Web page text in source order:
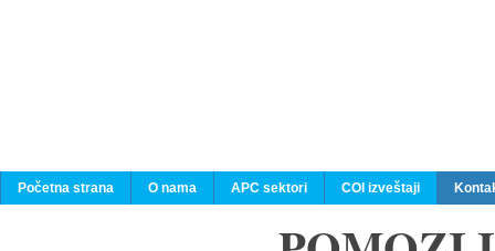
Početna strana O nama APC sektori COI izveštaji